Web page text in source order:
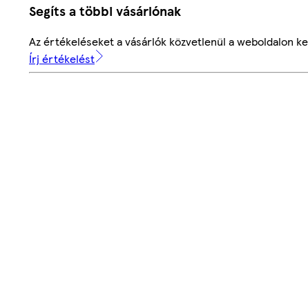
Segíts a többi vásárlónak
Az értékeléseket a vásárlók közvetlenül a weboldalon
Írj értékelést